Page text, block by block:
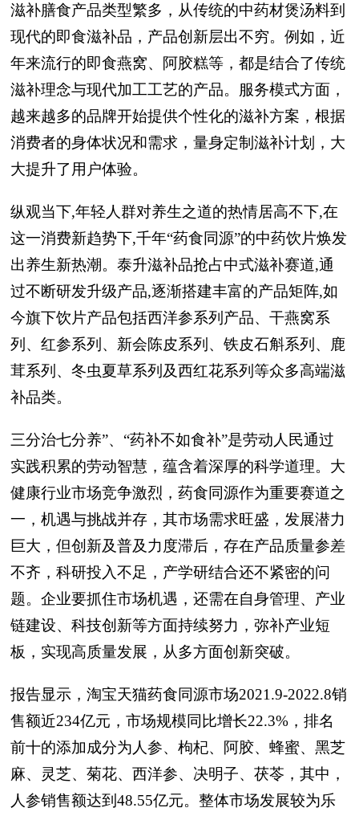
滋补膳食产品类型繁多，从传统的中药材煲汤料到
现代的即食滋补品，产品创新层出不穷。例如，近
年来流行的即食燕窝、阿胶糕等，都是结合了传统
滋补理念与现代加工工艺的产品。服务模式方面，
越来越多的品牌开始提供个性化的滋补方案，根据
消费者的身体状况和需求，量身定制滋补计划，大
大提升了用户体验。
纵观当下,年轻人群对养生之道的热情居高不下,在
这一消费新趋势下,千年“药食同源”的中药饮片焕发
出养生新热潮。泰升滋补品抢占中式滋补赛道,通
过不断研发升级产品,逐渐搭建丰富的产品矩阵,如
今旗下饮片产品包括西洋参系列产品、干燕窝系
列、红参系列、新会陈皮系列、铁皮石斛系列、鹿
茸系列、冬虫夏草系列及西红花系列等众多高端滋
补品类。
三分治七分养”、“药补不如食补”是劳动人民通过
实践积累的劳动智慧，蕴含着深厚的科学道理。大
健康行业市场竞争激烈，药食同源作为重要赛道之
一，机遇与挑战并存，其市场需求旺盛，发展潜力
巨大，但创新及普及力度滞后，存在产品质量参差
不齐，科研投入不足，产学研结合还不紧密的问
题。企业要抓住市场机遇，还需在自身管理、产业
链建设、科技创新等方面持续努力，弥补产业短
板，实现高质量发展，从多方面创新突破。
报告显示，淘宝天猫药食同源市场2021.9-2022.8销
售额近234亿元，市场规模同比增长22.3%，排名
前十的添加成分为人参、枸杞、阿胶、蜂蜜、黑芝
麻、灵芝、菊花、西洋参、决明子、茯苓，其中，
人参销售额达到48.55亿元。整体市场发展较为乐